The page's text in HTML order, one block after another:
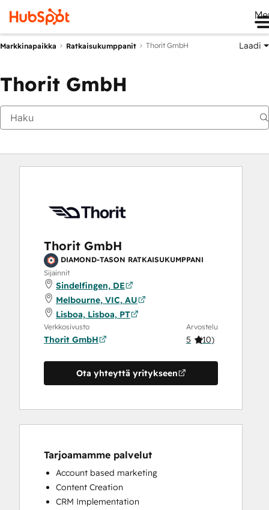
Markkinapaikka Ratkaisukumppanit Thorit GmbH Laadi
Thorit GmbH
Thorit GmbH
DIAMOND-TASON RATKAISUKUMPPANI
Sijainnit
Sindelfingen, DE
Melbourne, VIC, AU
Lisboa, Lisboa, PT
Verkkosivusto
Thorit GmbH
Arvostelu
5 (10)
Ota yhteyttä yritykseen
Tarjoamamme palvelut
Account based marketing
Content Creation
CRM Implementation